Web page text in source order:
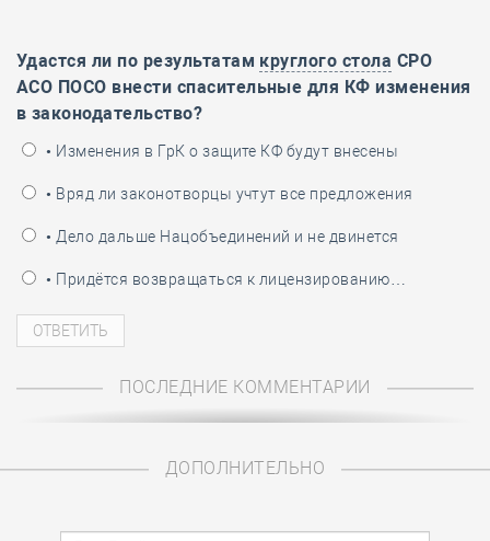
Удастся ли по результатам круглого стола СРО
АСО ПОСО внести спасительные для КФ изменения
в законодательство?
• Изменения в ГрК о защите КФ будут внесены
• Вряд ли законотворцы учтут все предложения
• Дело дальше Нацобъединений и не двинется
• Придётся возвращаться к лицензированию…
ПОСЛЕДНИЕ КОММЕНТАРИИ
ДОПОЛНИТЕЛЬНО